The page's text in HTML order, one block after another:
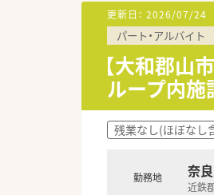
【想定
■内科
■代表
■外来
【職
■女性
す。
■産
■人
す。
更新日： 2026/07/24
パート・アルバイト
【大和郡
ループ内施
残業なし(ほぼなし
勤務地 奈
近鉄